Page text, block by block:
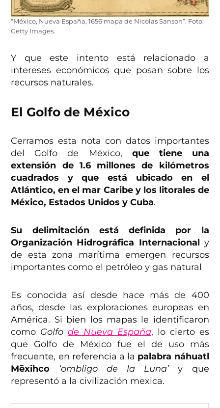
“México, Nueva España, 1656 mapa de Nicolas Sanson”. Foto:
Getty Images.
Y que este intento está relacionado a
intereses económicos que posan sobre los
recursos naturales.
El Golfo de México
Cerramos esta nota con datos importantes
del Golfo de México, que tiene una
extensión de 1.6 millones de kilómetros
cuadrados y que está ubicado en el
Atlántico, en el mar Caribe y los litorales de
México, Estados Unidos y Cuba.
Su delimitación está definida por la
Organización Hidrográfica Internacional y
de esta zona marítima emergen recursos
importantes como el petróleo y gas natural
Es conocida así desde hace más de 400
años, desde las exploraciones europeas en
América. Si bien los mapas le identificaron
como Golfode Nueva España, lo cierto es
que Golfo de México fue el de uso más
frecuente, en referencia a la palabra náhuatl
Mēxihco
‘ombligo de la Luna’y que
representó a la civilización mexica.